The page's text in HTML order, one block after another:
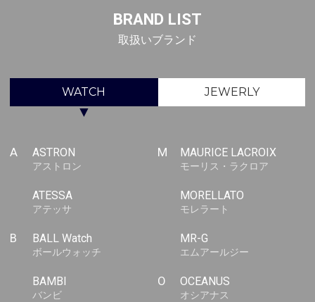
BRAND LIST
取扱いブランド
WATCH JEWERLY
▼
A ASTRON
アストロン
ATESSA
アテッサ
B BALL Watch
ボールウォッチ
BAMBI
バンビ
M MAURICE LACROIX
モーリス・ラクロア
MORELLATO
モレラート
MR-G
エムアールジー
O OCEANUS
オシアナス